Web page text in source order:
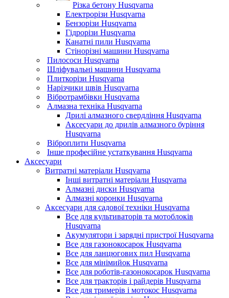
Різка бетону Husqvarna
Електрорізи Husqvarna
Бензорізи Husqvarna
Гідрорізи Husqvarna
Канатні пили Husqvarna
Стінорізні машини Husqvarna
Пилососи Husqvarna
Шліфувальні машини Husqvarna
Плиткорізи Husqvarna
Нарізчики швів Husqvarna
Вібротрамбівки Husqvarna
Алмазна техніка Husqvarna
Дрилі алмазного свердління Husqvarna
Аксесуари до дрилів алмазного буріння
Husqvarna
Віброплити Husqvarna
Інше професійне устаткування Husqvarna
Аксесуари
Витратні матеріали Husqvarna
Інші витратні матеріали Husqvarna
Алмазні диски Husqvarna
Алмазні коронки Husqvarna
Аксесуари для садової техніки Husqvarna
Все для культиваторів та мотоблоків
Husqvarna
Акумулятори і зарядні пристрої Husqvarna
Все для газонокосарок Husqvarna
Все для ланцюгових пил Husqvarna
Все для мінімийок Husqvarna
Все для роботів-газонокосарок Husqvarna
Все для тракторів і райдерів Husqvarna
Все для тримерів і мотокос Husqvarna